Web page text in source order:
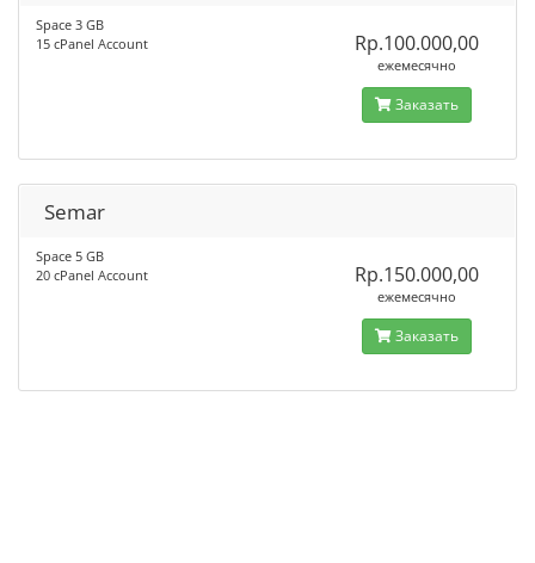
Space 3 GB
15 cPanel Account
Rp.100.000,00
ежемесячно
Заказать
Semar
Space 5 GB
20 cPanel Account
Rp.150.000,00
ежемесячно
Заказать